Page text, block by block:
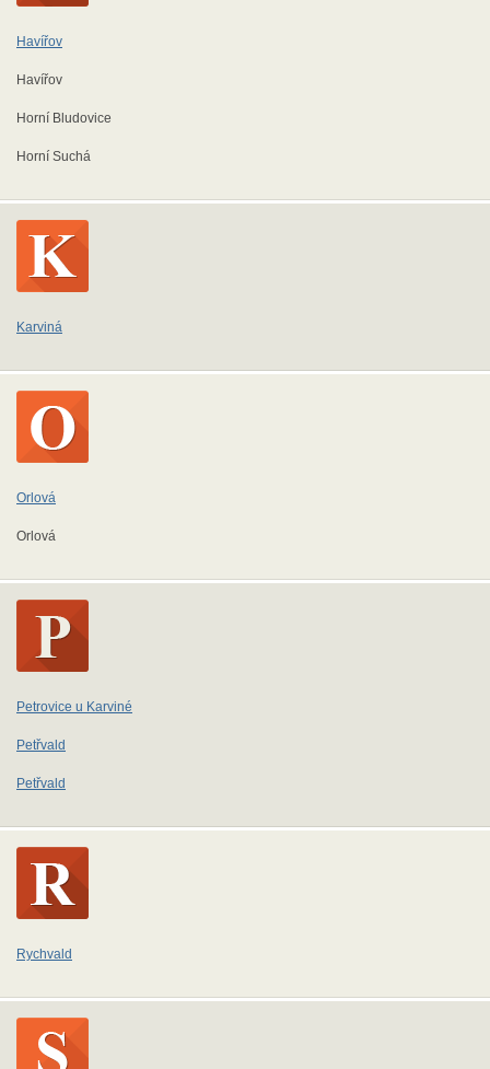
Havířov
Havířov
Horní Bludovice
Horní Suchá
Karviná
Orlová
Orlová
Petrovice u Karviné
Petřvald
Petřvald
Rychvald